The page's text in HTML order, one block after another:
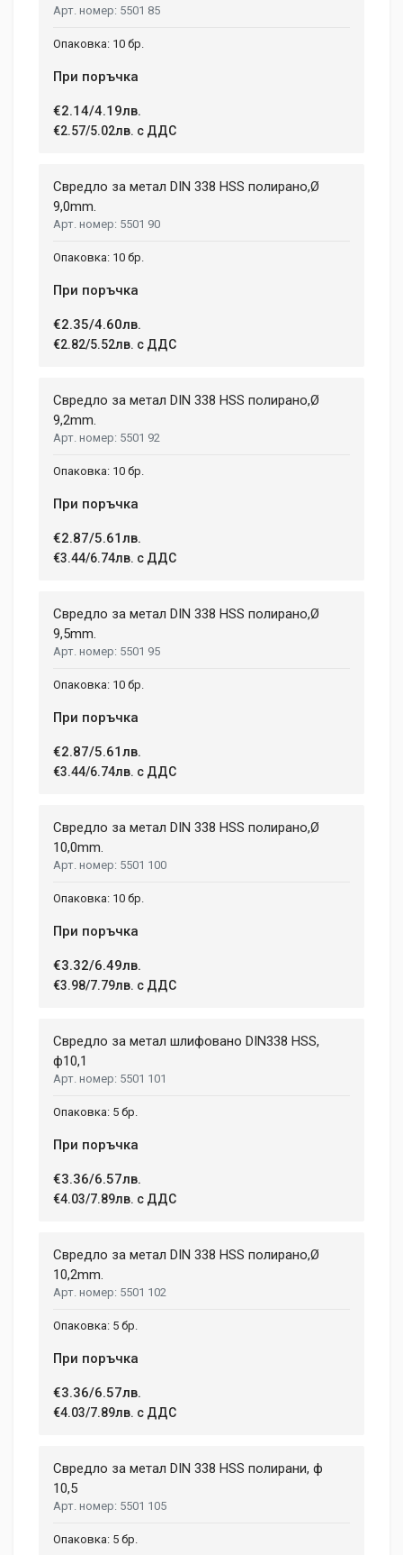
5501 85
10 бр.
При поръчка
€2.14/4.19лв.
€2.57/5.02лв. с ДДС
Свредло за метал DIN 338 HSS полирано,Ø
9,0mm.
5501 90
10 бр.
При поръчка
€2.35/4.60лв.
€2.82/5.52лв. с ДДС
Свредло за метал DIN 338 HSS полирано,Ø
9,2mm.
5501 92
10 бр.
При поръчка
€2.87/5.61лв.
€3.44/6.74лв. с ДДС
Свредло за метал DIN 338 HSS полирано,Ø
9,5mm.
5501 95
10 бр.
При поръчка
€2.87/5.61лв.
€3.44/6.74лв. с ДДС
Свредло за метал DIN 338 HSS полирано,Ø
10,0mm.
5501 100
10 бр.
При поръчка
€3.32/6.49лв.
€3.98/7.79лв. с ДДС
Свредло за метал шлифовано DIN338 HSS,
ф10,1
5501 101
5 бр.
При поръчка
€3.36/6.57лв.
€4.03/7.89лв. с ДДС
Свредло за метал DIN 338 HSS полирано,Ø
10,2mm.
5501 102
5 бр.
При поръчка
€3.36/6.57лв.
€4.03/7.89лв. с ДДС
Свредло за метал DIN 338 HSS полирани, ф
10,5
5501 105
5 бр.